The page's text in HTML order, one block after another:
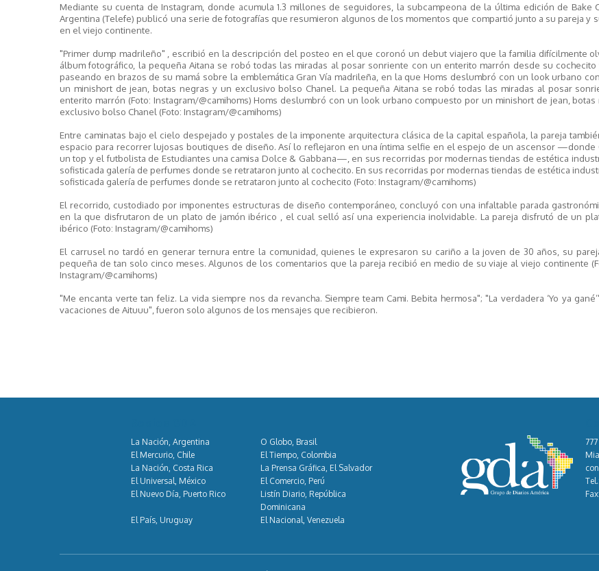
Mediante su cuenta de Instagram, donde acumula 1.3 millones de seguidores, la subcampeona de la última edición de Bake
Argentina (Telefe) publicó una serie de fotografías que resumieron algunos de los momentos que compartió junto a su pareja y
en el viejo continente.
"Primer dump madrileño" , escribió en la descripción del posteo en el que coronó un debut viajero que la familia difícilmente
álbum fotográfico, la pequeña Aitana se robó todas las miradas al posar sonriente con un enterito marrón desde su cochecito
paseando en brazos de su mamá sobre la emblemática Gran Vía madrileña, en la que Homs deslumbró con un look urbano
un minishort de jean, botas negras y un exclusivo bolso Chanel. La pequeña Aitana se robó todas las miradas al posar
enterito marrón (Foto: Instagram/@camihoms) Homs deslumbró con un look urbano compuesto por un minishort de jean, botas
exclusivo bolso Chanel (Foto: Instagram/@camihoms)
Entre caminatas bajo el cielo despejado y postales de la imponente arquitectura clásica de la capital española, la pareja
espacio para recorrer lujosas boutiques de diseño. Así lo reflejaron en una íntima selfie en el espejo de un ascensor —donde
un top y el futbolista de Estudiantes una camisa Dolce & Gabbana—, en sus recorridas por modernas tiendas de estética
sofisticada galería de perfumes donde se retrataron junto al cochecito. En sus recorridas por modernas tiendas de estética
sofisticada galería de perfumes donde se retrataron junto al cochecito (Foto: Instagram/@camihoms)
El recorrido, custodiado por imponentes estructuras de diseño contemporáneo, concluyó con una infaltable parada
en la que disfrutaron de un plato de jamón ibérico , el cual selló así una experiencia inolvidable. La pareja disfrutó de un
ibérico (Foto: Instagram/@camihoms)
El carrusel no tardó en generar ternura entre la comunidad, quienes le expresaron su cariño a la joven de 30 años, su
pequeña de tan solo cinco meses. Algunos de los comentarios que la pareja recibió en medio de su viaje al viejo continente
Instagram/@camihoms)
"Me encanta verte tan feliz. La vida siempre nos da revancha. Siempre team Cami. Bebita hermosa"; "La verdadera ‘Yo ya
vacaciones de Aituuu", fueron solo algunos de los mensajes que recibieron.
La Nación, Argentina
O Globo, Brasil
El Mercurio, Chile
El Tiempo, Colombia
La Nación, Costa Rica
La Prensa Gráfica, El Salvador
El Universal, México
El Comercio, Perú
El Nuevo Día, Puerto Rico
Listín Diario, República
Dominicana
El País, Uruguay
El Nacional, Venezuela
Tel.:
Fax: